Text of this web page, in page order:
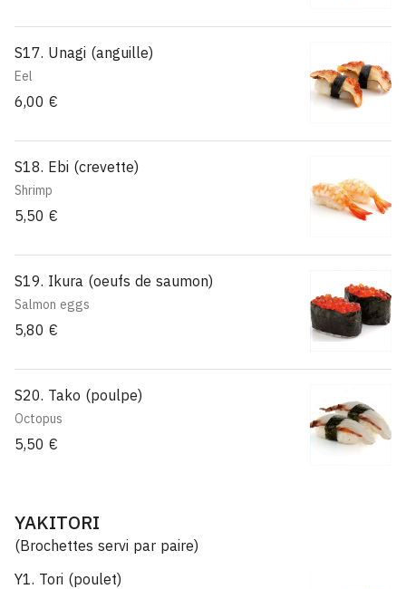
S17. Unagi (anguille)
Eel
6,00 €
S18. Ebi (crevette)
Shrimp
5,50 €
S19. Ikura (oeufs de saumon)
Salmon eggs
5,80 €
S20. Tako (poulpe)
Octopus
5,50 €
YAKITORI
(Brochettes servi par paire)
Y1. Tori (poulet)